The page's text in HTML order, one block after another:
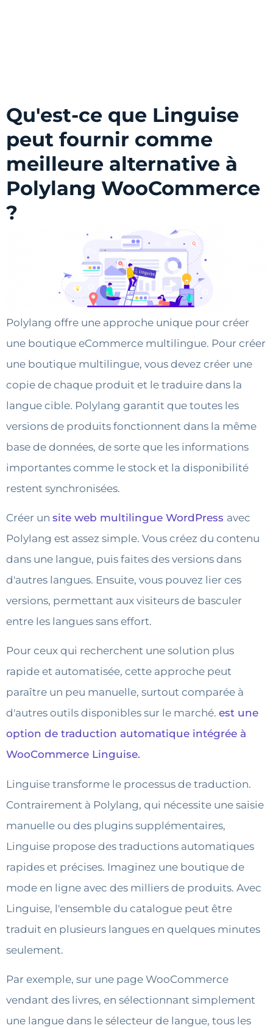
Qu'est-ce que Linguise
peut fournir comme
meilleure alternative à
Polylang WooCommerce
?
Polylang offre une approche unique pour créer
une boutique eCommerce multilingue. Pour créer
une boutique multilingue, vous devez créer une
copie de chaque produit et le traduire dans la
langue cible. Polylang garantit que toutes les
versions de produits fonctionnent dans la même
base de données, de sorte que les informations
importantes comme le stock et la disponibilité
restent synchronisées.
Créer un site web multilingue WordPress avec
Polylang est assez simple. Vous créez du contenu
dans une langue, puis faites des versions dans
d'autres langues. Ensuite, vous pouvez lier ces
versions, permettant aux visiteurs de basculer
entre les langues sans effort.
Pour ceux qui recherchent une solution plus
rapide et automatisée, cette approche peut
paraître un peu manuelle, surtout comparée à
d'autres outils disponibles sur le marché. est une
option de traduction automatique intégrée à
WooCommerce Linguise.
Linguise transforme le processus de traduction.
Contrairement à Polylang, qui nécessite une saisie
manuelle ou des plugins supplémentaires,
Linguise propose des traductions automatiques
rapides et précises. Imaginez une boutique de
mode en ligne avec des milliers de produits. Avec
Linguise, l'ensemble du catalogue peut être
traduit en plusieurs langues en quelques minutes
seulement.
Par exemple, sur une page WooCommerce
vendant des livres, en sélectionnant simplement
une langue dans le sélecteur de langue, tous les